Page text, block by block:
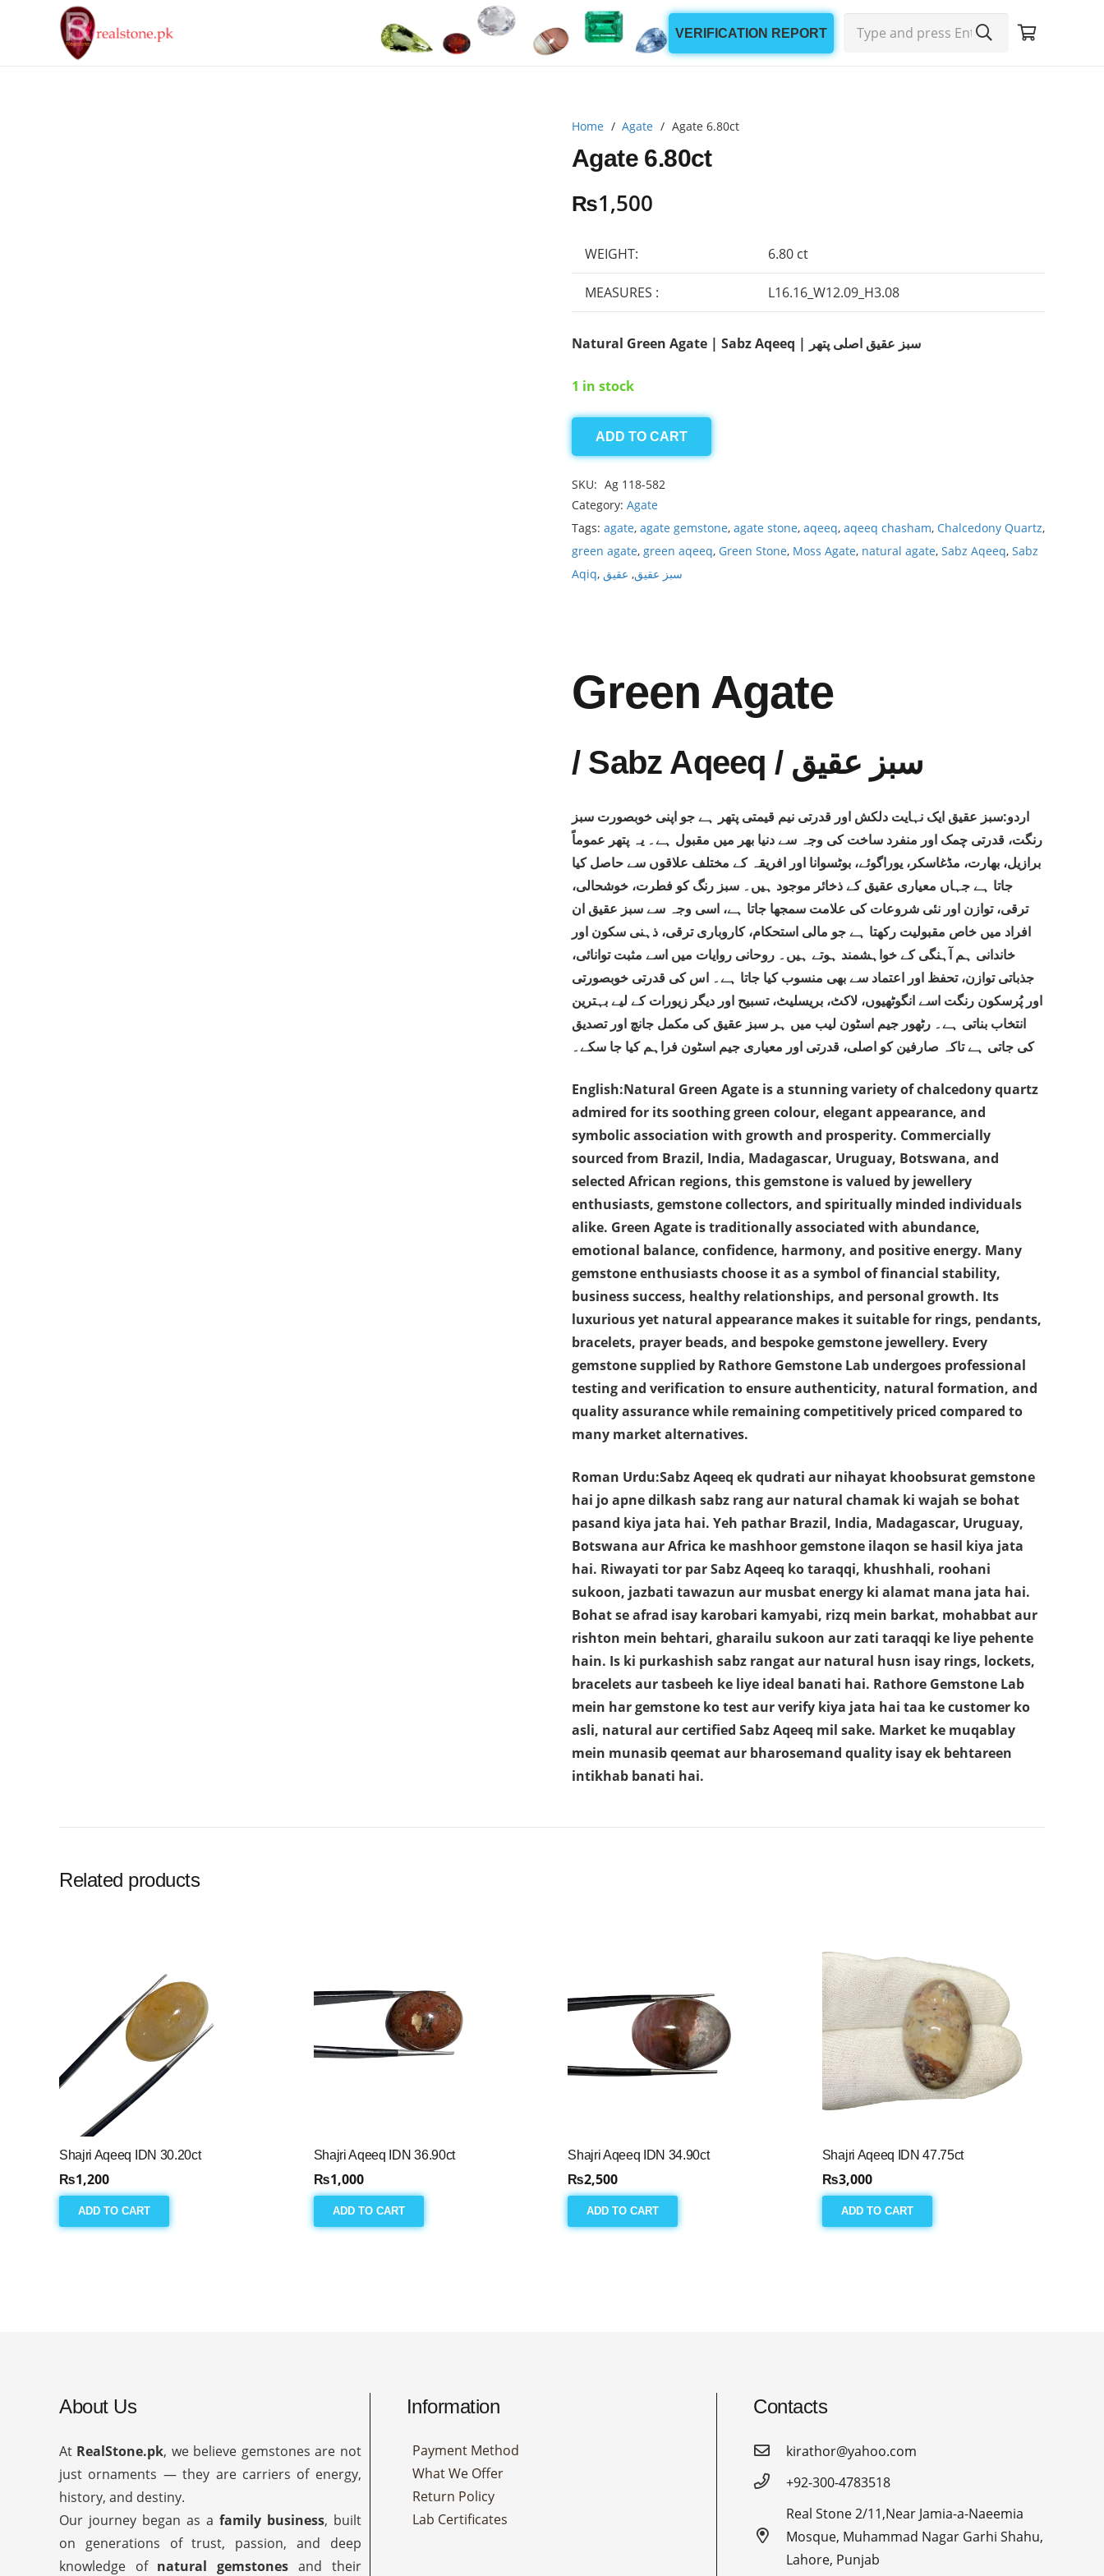
VERIFICATION REPORT
Home / Agate / Agate 6.80ct
Agate 6.80ct
₨1,500
WEIGHT: 6.80 ct
MEASURES : L16.16_W12.09_H3.08
Natural Green Agate | Sabz Aqeeq | سبز عقیق اصلی پتھر
1 in stock
Agate
quantity
ADD TO CART
SKU: Ag 118-582
Category: Agate
Tags: agate, agate gemstone, agate stone, aqeeq, aqeeq chasham, Chalcedony Quartz,
green agate, green aqeeq, Green Stone, Moss Agate, natural agate, Sabz Aqeeq, Sabz
Aqiq, سبز عقیق, عقیق
Green Agate
/ Sabz Aqeeq / سبز عقیق
اردو:سبز عقیق ایک نہایت دلکش اور قدرتی نیم قیمتی پتھر ہے جو اپنی خوبصورت سبز
رنگت، قدرتی چمک اور منفرد ساخت کی وجہ سے دنیا بھر میں مقبول ہے۔ یہ پتھر عموماً
برازیل، بھارت، مڈغاسکر، یوراگوئے، بوٹسوانا اور افریقہ کے مختلف علاقوں سے حاصل کیا
جاتا ہے جہاں معیاری عقیق کے ذخائر موجود ہیں۔ سبز رنگ کو فطرت، خوشحالی،
ترقی، توازن اور نئی شروعات کی علامت سمجھا جاتا ہے، اسی وجہ سے سبز عقیق ان
افراد میں خاص مقبولیت رکھتا ہے جو مالی استحکام، کاروباری ترقی، ذہنی سکون اور
خاندانی ہم آہنگی کے خواہشمند ہوتے ہیں۔ روحانی روایات میں اسے مثبت توانائی،
جذباتی توازن، تحفظ اور اعتماد سے بھی منسوب کیا جاتا ہے۔ اس کی قدرتی خوبصورتی
اور پُرسکون رنگت اسے انگوٹھیوں، لاکٹ، بریسلیٹ، تسبیح اور دیگر زیورات کے لیے بہترین
انتخاب بناتی ہے۔ رٹھور جیم اسٹون لیب میں ہر سبز عقیق کی مکمل جانچ اور تصدیق
کی جاتی ہے تاکہ صارفین کو اصلی، قدرتی اور معیاری جیم اسٹون فراہم کیا جا سکے۔
English:Natural Green Agate is a stunning variety of chalcedony quartz
admired for its soothing green colour, elegant appearance, and
symbolic association with growth and prosperity. Commercially
sourced from Brazil, India, Madagascar, Uruguay, Botswana, and
selected African regions, this gemstone is valued by jewellery
enthusiasts, gemstone collectors, and spiritually minded individuals
alike. Green Agate is traditionally associated with abundance,
emotional balance, confidence, harmony, and positive energy. Many
gemstone enthusiasts choose it as a symbol of financial stability,
business success, healthy relationships, and personal growth. Its
luxurious yet natural appearance makes it suitable for rings, pendants,
bracelets, prayer beads, and bespoke gemstone jewellery. Every
gemstone supplied by Rathore Gemstone Lab undergoes professional
testing and verification to ensure authenticity, natural formation, and
quality assurance while remaining competitively priced compared to
many market alternatives.
Roman Urdu:Sabz Aqeeq ek qudrati aur nihayat khoobsurat gemstone
hai jo apne dilkash sabz rang aur natural chamak ki wajah se bohat
pasand kiya jata hai. Yeh pathar Brazil, India, Madagascar, Uruguay,
Botswana aur Africa ke mashhoor gemstone ilaqon se hasil kiya jata
hai. Riwayati tor par Sabz Aqeeq ko taraqqi, khushhali, roohani
sukoon, jazbati tawazun aur musbat energy ki alamat mana jata hai.
Bohat se afrad isay karobari kamyabi, rizq mein barkat, mohabbat aur
rishton mein behtari, gharailu sukoon aur zati taraqqi ke liye pehente
hain. Is ki purkashish sabz rangat aur natural husn isay rings, lockets,
bracelets aur tasbeeh ke liye ideal banati hai. Rathore Gemstone Lab
mein har gemstone ko test aur verify kiya jata hai taa ke customer ko
asli, natural aur certified Sabz Aqeeq mil sake. Market ke muqablay
mein munasib qeemat aur bharosemand quality isay ek behtareen
intikhab banati hai.
Related products
Shajri Aqeeq IDN 30.20ct
₨1,200
ADD TO CART
Shajri Aqeeq IDN 36.90ct
₨1,000
ADD TO CART
Shajri Aqeeq IDN 34.90ct
₨2,500
ADD TO CART
Shajri Aqeeq IDN 47.75ct
₨3,000
ADD TO CART
About Us
At RealStone.pk, we believe gemstones are not
just ornaments — they are carriers of energy,
history, and destiny.
Our journey began as a family business, built
on generations of trust, passion, and deep
knowledge of natural gemstones and their
Information
Payment Method
What We Offer
Return Policy
Lab Certificates
Contacts
kirathor@yahoo.com
+92-300-4783518
Real Stone 2/11,Near Jamia-a-Naeemia
Mosque, Muhammad Nagar Garhi Shahu,
Lahore, Punjab